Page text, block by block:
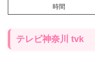
時間
テレビ神奈川 tvk